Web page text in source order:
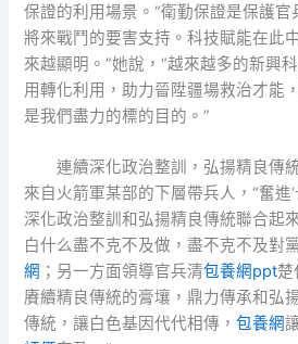
保證的利用場景。“衛勤保證是保護
將來戰鬥的要害支持。科技賦能在此
來越顯明。”她說，“越來越多的新興
用轉化利用，助力晉陞疆場救治才能
是我們盡力的標的目的。”
連續深化政治整訓，弘揚精良傳
來自火箭軍某部的下層帶兵人，“奮進
深化政治整訓和弘揚精良傳統聯合起
白什么盡不克不及做，盡不克不及對
網 ；另一方面領導官兵清包養網ppt楚
賡續精良傳統的膏壤，鼎力傳承和弘
傳統，讓白色基因代代相傳，包養網